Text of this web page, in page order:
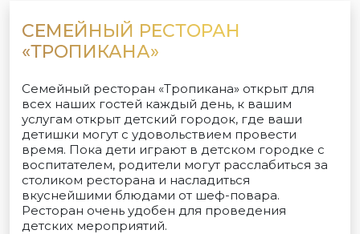
СЕМЕЙНЫЙ РЕСТОРАН
«ТРОПИКАНА»
Семейный ресторан «Тропикана» открыт для
всех наших гостей каждый день, к вашим
услугам открыт детский городок, где ваши
детишки могут с удовольствием провести
время. Пока дети играют в детском городке с
воспитателем, родители могут расслабиться за
столиком ресторана и насладиться
вкуснейшими блюдами от шеф-повара.
Ресторан очень удобен для проведения
детских мероприятий.